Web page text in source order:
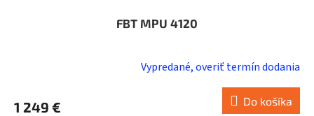
FBT MPU 4120
Vypredané, overiť termín dodania
1 249 € Do košíka